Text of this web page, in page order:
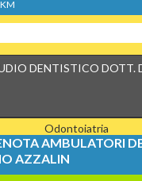
DENTISTICO DOTT.
Odontoiatria
AMBULATORI
AZZALIN